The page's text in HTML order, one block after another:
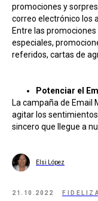
promociones y
correo electrónico los
Entre las
especiales,
referidos, cartas de
Potenciar el
La campaña de Email
agitar los
sincero que llegue a
Elsi López
21.10.2022